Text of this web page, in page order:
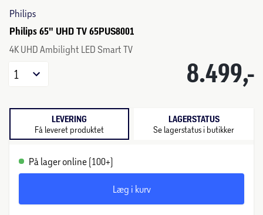
Philips
Philips 65" UHD TV 65PUS8001
4K UHD Ambilight LED Smart TV
8.499,-
1
LEVERING
Få leveret produktet
LAGERSTATUS
Se lagerstatus i butikker
På lager online (100+)
Læg i kurv